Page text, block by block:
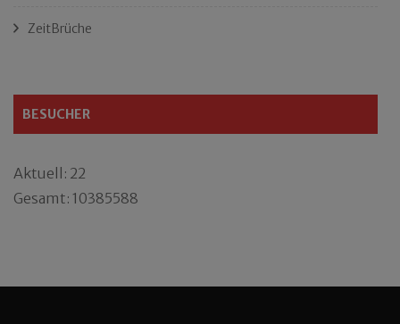
ZeitBrüche
BESUCHER
Aktuell: 22
Gesamt: 10385588